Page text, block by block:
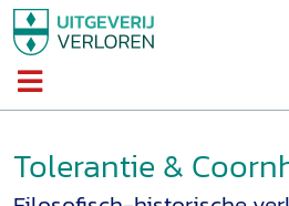
Tolerantie &